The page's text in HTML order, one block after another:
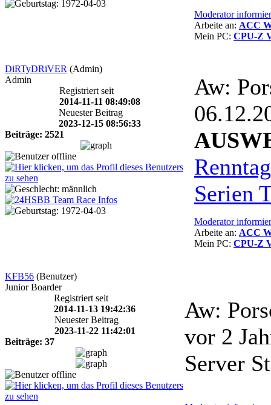
Moderator
Arbeite an: ACC
Mein PC: CPU-Z
DiRTyDRiVER (Admin)
Admin
Registriert seit
2014-11-11 08:49:08
Neuester Beitrag
2023-12-15 08:56:33
Beiträge: 2521
Aw:
Renntag
Serien
Moderator
Arbeite an: ACC
Mein PC: CPU-Z
KFB56 (Benutzer)
Junior Boarder
Registriert seit
2014-11-13 19:42:36
Neuester Beitrag
2023-11-22 11:42:01
Beiträge: 37
Aw:
vor 2
Server